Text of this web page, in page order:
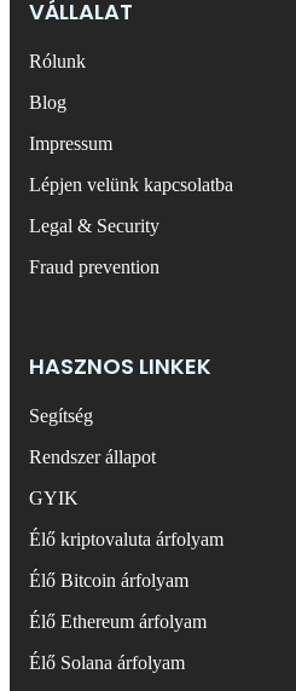
VÁLLALAT
Rólunk
Blog
Impressum
Lépjen velünk kapcsolatba
Legal & Security
Fraud prevention
HASZNOS LINKEK
Segítség
Rendszer állapot
GYIK
Élő kriptovaluta árfolyam
Élő Bitcoin árfolyam
Élő Ethereum árfolyam
Élő Solana árfolyam